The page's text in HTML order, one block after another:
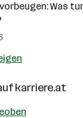
Was
karriere.at